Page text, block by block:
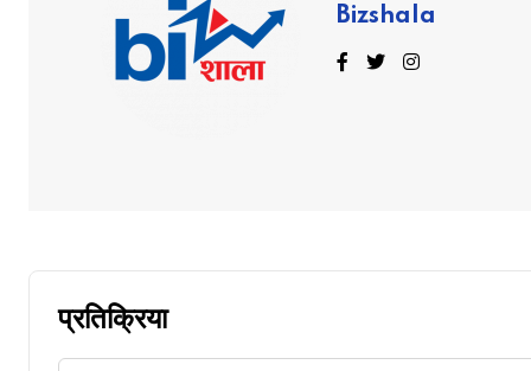
Bizshala
प्रतिक्रिया